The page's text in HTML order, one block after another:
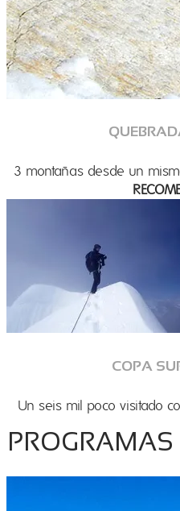
3 montañas desde un
COPA
Un seis mil poco visitado